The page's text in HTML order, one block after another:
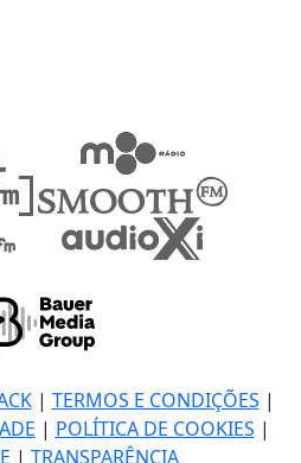
| TERMOS E CONDIÇÕES |
| POLÍTICA DE COOKIES |
| TRANSPARÊNCIA